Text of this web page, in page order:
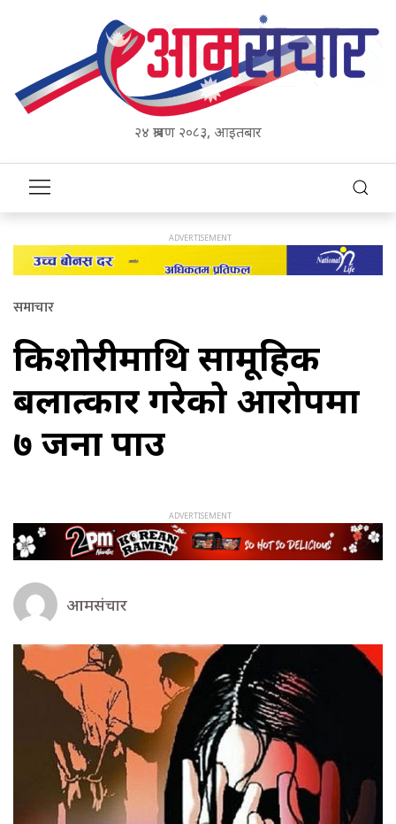
२४ श्रावण २०८३, आइतबार
समाचार
किशोरीमाथि सामूहिक
बलात्कार गरेको आरोपमा
७ जना पक्राउ
आमसंचार